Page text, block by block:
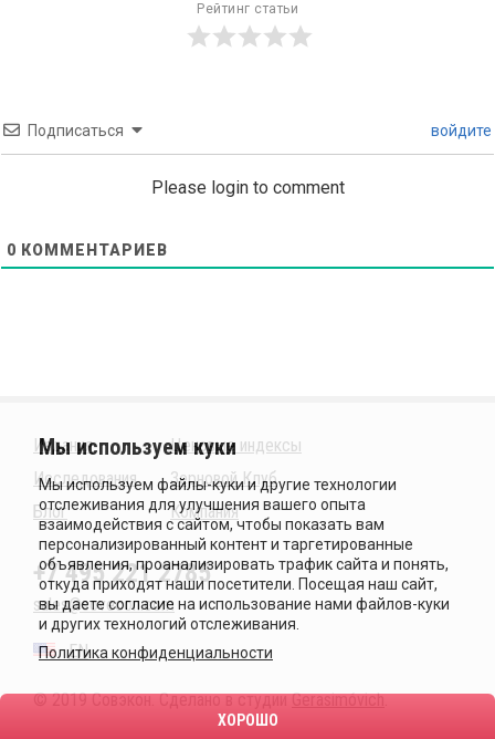
Рейтинг статьи
Подписаться войдите
Please login to comment
0 КОММЕНТАРИЕВ
Издания
Исследования
Блог
Ценовые индексы
Зерновой Клуб
Компания
+7 495 221 2785
sales@sovecon.com
EN
© 2019 Совэкон. Сделано в студииGerasimóvich.
Политика конфиденциальности